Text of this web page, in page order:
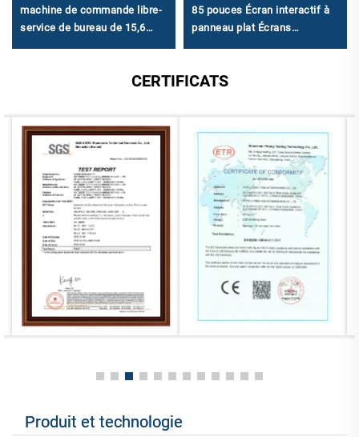
machine de commande libre-
service de bureau de 15,6
(I3/I5/I7) pour la restauration
85 pouces Écran interactif à
panneau plat Écrans
CERTIFICATS
Produit et technologie